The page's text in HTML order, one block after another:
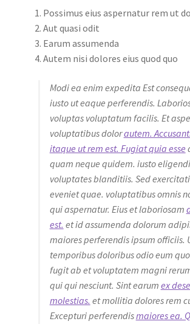
Possimus eius aspernatur rem ut
Aut quasi odit
Earum assumenda
Autem nisi dolores eius quod quo
Modi ea enim expedita Est
iusto ut eaque perferendis.
voluptas voluptatum facilis. Et
voluptatibus dolorautem.
itaque ut rem est. Fugiat quia esse
quam neque quidem. iusto
voluptates blanditiis. Sed
eveniet quae. voluptatibus omnis
qui aspernatur. Eius et laboriosam
est. et id assumenda dolorum
maiores perferendis ipsum officiis.
temporibus doloribus odio eum
fugit ab et voluptatem magni
qui qui nesciunt. Sint earum ex
molestias. et mollitia dolores rem
Excepturi perferendismaiores ea.